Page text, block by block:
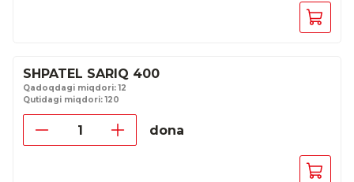
SHPATEL SARIQ 400
Qadoqdagi miqdori: 12
Qutidagi miqdori: 120
dona